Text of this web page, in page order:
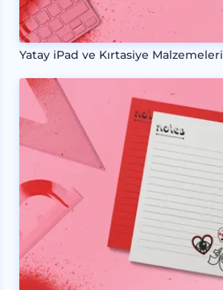
Yatay iPad ve Kırtasiye Malzemeleri